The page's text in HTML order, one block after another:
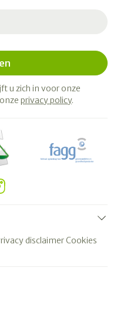
u zich in voor onze
privacy policy.
disclaimerCookies